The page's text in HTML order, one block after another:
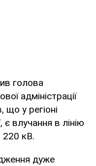
голова
адміністрації
що у регіоні
є влучання в лінію
220 кВ.
дуже